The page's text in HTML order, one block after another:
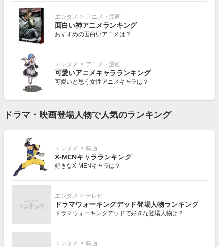
エンタメ > アニメ・漫画
面白い神アニメランキング
おすすめの面白いアニメは？
エンタメ > アニメ・漫画
可愛いアニメキャラランキング
可愛いと思う女性アニメキャラは？
ドラマ・映画登場人物で人気のランキング
エンタメ > 映画
X-MENキャラランキング
好きなX-MENキャラは？
エンタメ > テレビ
ドラマウォーキングデッド登場人物ランキング
ドラマウォーキングデッドで好きな登場人物は？
エンタメ > 映画